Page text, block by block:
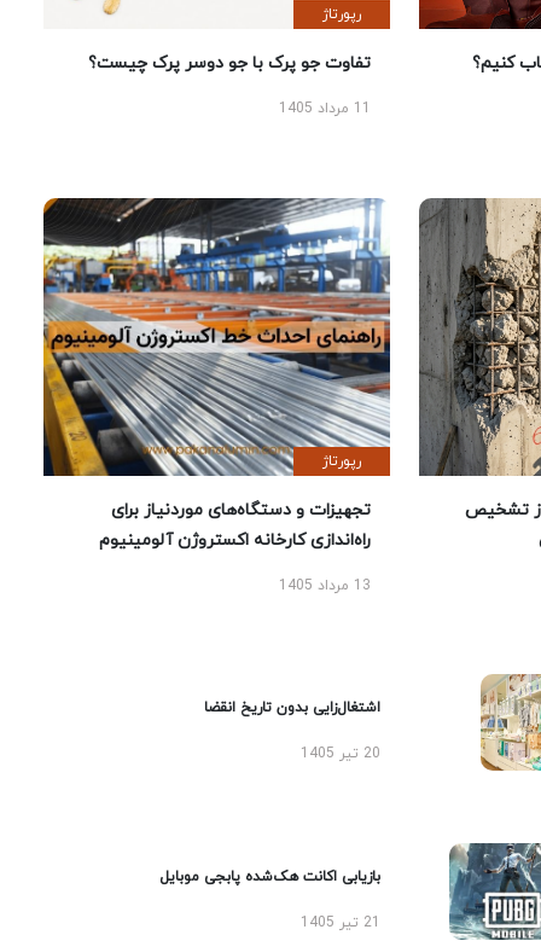
کنیم؟
رپورتاژ
تفاوت جو پرک با جو دوسر پرک چیست؟
تشخیص
رپورتاژ
تجهیزات و دستگاه‌های موردنیاز برای
راه‌اندازی کارخانه اکستروژن آلومینیوم
13 مرداد 1405
اشتغال‌زایی بدون تاریخ انقضا
20 تیر 1405
بازیابی اکانت هک‌شده پابجی موبایل